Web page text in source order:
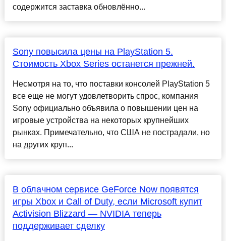
содержится заставка обновлённо...
Sony повысила цены на PlayStation 5.
Стоимость Xbox Series останется прежней.
Несмотря на то, что поставки консолей PlayStation 5
все еще не могут удовлетворить спрос, компания
Sony официально объявила о повышении цен на
игровые устройства на некоторых крупнейших
рынках. Примечательно, что США не пострадали, но
на других круп...
В облачном сервисе GeForce Now появятся
игры Xbox и Call of Duty, если Microsoft купит
Activision Blizzard — NVIDIA теперь
поддерживает сделку